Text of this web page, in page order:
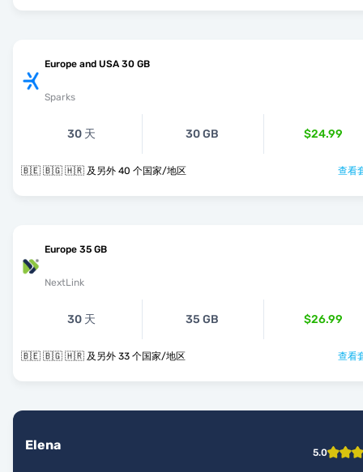
Europe and USA 30 GB
Sparks
30 天 30 GB $24.99
🇧🇪 🇧🇬 🇭🇷 及另外 40 个国家/地区 查看
Europe 35 GB
NextLink
30 天 35 GB $26.99
🇧🇪 🇧🇬 🇭🇷 及另外 33 个国家/地区 查看
Elena 5.0